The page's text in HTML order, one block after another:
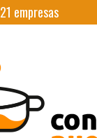
21 empresas